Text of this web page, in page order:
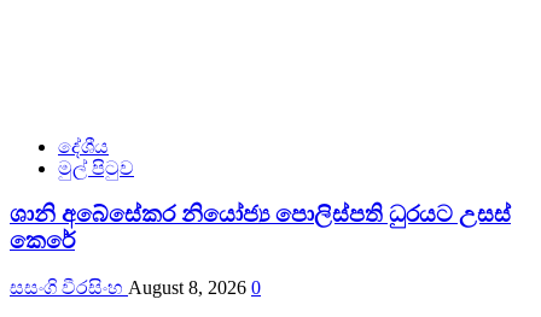
දේශීය
මුල් පිටුව
ශානි අබේසේකර නියෝජ්‍ය පොලිස්පති ධුරයට උසස්
කෙරේ
සසංගි වීරසිංහ August 8, 2026 0